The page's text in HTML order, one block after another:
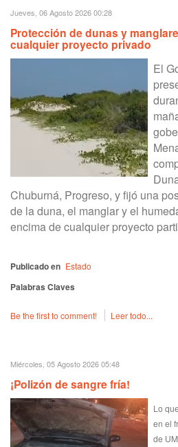
Jueves, 06 Agosto 2026 00:28
Protección de dunas y
cualquier proyecto privado
El
Chuburná, Progreso, y fijó una
de la duna, el manglar y el
encima de cualquier proyecto
Publicado en Estado
Palabras Claves
Be the first to comment! Leer todo...
Miércoles, 05 Agosto 2026 05:48
¡Polizón de sangre fría!
Lo
en el
de